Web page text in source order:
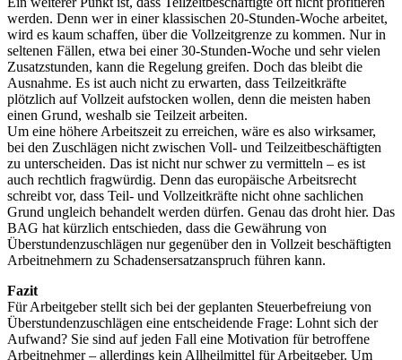
werden. Denn wer in einer klassischen 20-Stunden-Woche arbeitet,
wird es kaum schaffen, über die Vollzeitgrenze zu kommen. Nur in
seltenen Fällen, etwa bei einer 30-Stunden-Woche und sehr vielen
Zusatzstunden, kann die Regelung greifen. Doch das bleibt die
Ausnahme. Es ist auch nicht zu erwarten, dass Teilzeitkräfte
plötzlich auf Vollzeit aufstocken wollen, denn die meisten haben
einen Grund, weshalb sie Teilzeit arbeiten.
Um eine höhere Arbeitszeit zu erreichen, wäre es also wirksamer,
bei den Zuschlägen nicht zwischen Voll- und Teilzeitbeschäftigten
zu unterscheiden. Das ist nicht nur schwer zu vermitteln – es ist
auch rechtlich fragwürdig. Denn das europäische Arbeitsrecht
schreibt vor, dass Teil- und Vollzeitkräfte nicht ohne sachlichen
Grund ungleich behandelt werden dürfen. Genau das droht hier. Das
BAG hat kürzlich entschieden, dass die Gewährung von
Überstundenzuschlägen nur gegenüber den in Vollzeit beschäftigten
Arbeitnehmern zu Schadensersatzanspruch führen kann.
Fazit
Für Arbeitgeber stellt sich bei der geplanten Steuerbefreiung von
Überstundenzuschlägen eine entscheidende Frage: Lohnt sich der
Aufwand? Sie sind auf jeden Fall eine Motivation für betroffene
Arbeitnehmer – allerdings kein Allheilmittel für Arbeitgeber. Um